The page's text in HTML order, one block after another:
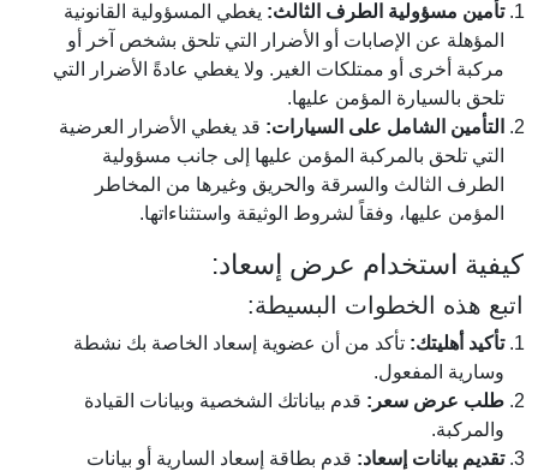
تأمين مسؤولية الطرف الثالث: يغطي المسؤولية القانونية
المؤهلة عن الإصابات أو الأضرار التي تلحق بشخص آخر أو
مركبة أخرى أو ممتلكات الغير. ولا يغطي عادةً الأضرار التي
تلحق بالسيارة المؤمن عليها.
التأمين الشامل على السيارات: قد يغطي الأضرار العرضية
التي تلحق بالمركبة المؤمن عليها إلى جانب مسؤولية
الطرف الثالث والسرقة والحريق وغيرها من المخاطر
المؤمن عليها، وفقاً لشروط الوثيقة واستثناءاتها.
كيفية استخدام عرض إسعاد:
اتبع هذه الخطوات البسيطة:
تأكيد أهليتك: تأكد من أن عضوية إسعاد الخاصة بك نشطة
وسارية المفعول.
طلب عرض سعر: قدم بياناتك الشخصية وبيانات القيادة
والمركبة.
تقديم بيانات إسعاد: قدم بطاقة إسعاد السارية أو بيانات